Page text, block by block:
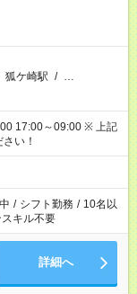
狐ケ崎駅 / …
～09:00 ※ 上記
い！
/ シフト勤務 / 10名以
キル不要
詳細へ